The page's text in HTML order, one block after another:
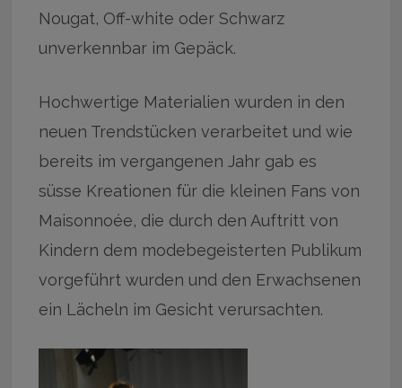
Nougat, Off-white oder Schwarz
unverkennbar im Gepäck.
Hochwertige Materialien wurden in den
neuen Trendstücken verarbeitet und wie
bereits im vergangenen Jahr gab es
süsse Kreationen für die kleinen Fans von
Maisonnoée, die durch den Auftritt von
Kindern dem modebegeisterten Publikum
vorgeführt wurden und den Erwachsenen
ein Lächeln im Gesicht verursachten.